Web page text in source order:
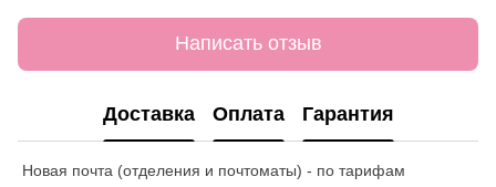
Написать отзыв
Доставка Оплата Гарантия
Новая почта (отделения и почтоматы) - по тарифам